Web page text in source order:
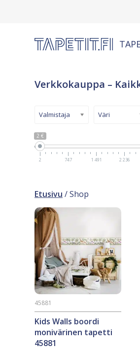
Verkkokauppa –
2 €
2 747 1 491 2 236
Valmistaja Väri
Etusivu / Shop
Kids Walls boordi
monivärinen tapetti
45881
45881